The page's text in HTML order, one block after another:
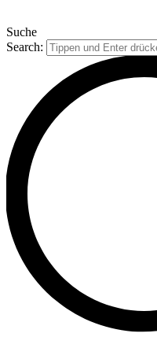
Suche
Search: